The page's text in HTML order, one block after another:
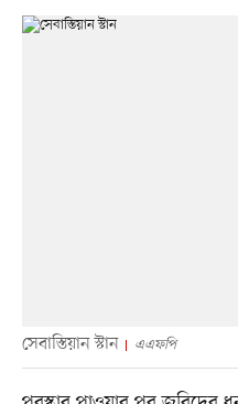
সেবাস্তিয়ান স্টান এএফপি